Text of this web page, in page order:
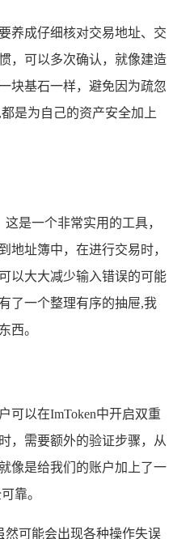
养成仔细核对交易地址、交
，可以多次确认，就像建造
块基石一样，避免因为疏忽
是为自己的资产安全加上
是一个非常实用的工具，
地址簿中，在进行交易时，
以大大减少输入错误的可能
了一个整理有序的抽屉,我
西。
可以在ImToken中开启双重
，需要额外的验证步骤，从
像是给我们的账户加上了一
靠。
然可能会出现各种操作失误